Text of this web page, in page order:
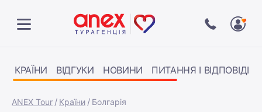
КРАЇНИ ВІДГУКИ НОВИНИ ПИТАННЯ І ВІДПОВІДІ
ANEX Tour Країни Болгарія